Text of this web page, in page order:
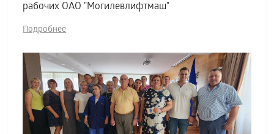
рабочих ОАО "Могилевлифтмаш"
Подробнее